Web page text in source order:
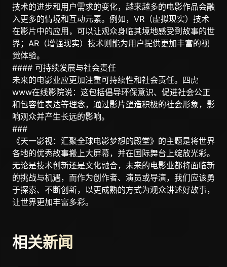
技术的进步和用户需求的变化，越来越多的电影作品会融
入更多的情境和互动元素。例如，VR（虚拟现实）技术
在影片中的应用，可以让观众身临其境地感受到故事的世
界；AR（增强现实）技术则能为用户提供更加丰富的视
觉体验。
#### 可持续发展与社会责任
未来的电影业应更加注重可持续性和社会责任。四虎
www在线影院说：这包括倡导环保意识、促进社会公正
和包容性表达等理念，通过影片塑造积极的社会形象，影
响观众并产生长远的影响。
###
《天一影视：汇聚全球电影梦想的殿堂》的主题是将世界
各地的优秀故事搬上大屏幕，并在国际舞台上绽放光彩。
无论是技术创新还是文化融合，未来的电影业都将面临新
的挑战与机遇，而作为创作者、演员或导演，我们应该勇
于探索、不断创新，以更成熟的方式为观众讲述好故事，
让世界更加丰富多彩。
相关新闻